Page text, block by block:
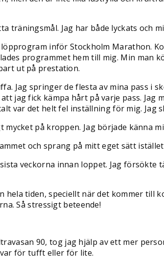
träningsmål. Jag har både lyckats och
inför Stockholm Marathon.
programmet hem till mig. Min man
ut på prestation.
Jag springer de flesta av mina pass i
jag fick kämpa hårt på varje pass. Jag
var det helt fel inställning för mig. Jag
på kroppen. Jag började känna
och sprang på mitt eget sätt
veckorna innan loppet. Jag
tiden, speciellt när det kommer till
Så stressigt beteende!
90, tog jag hjälp av ett mer
för tufft eller för lite.